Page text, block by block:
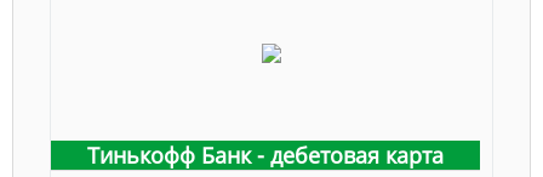
Тинькофф Банк - дебетовая карта